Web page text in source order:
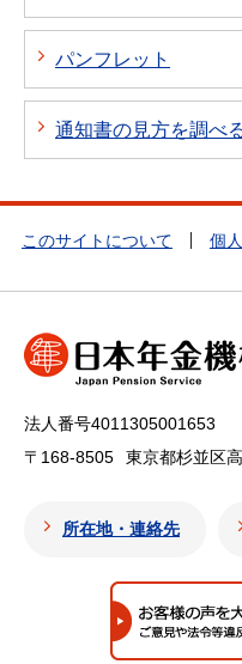
パンフレット
通知書の見方を調べ
このサイトについて 個
法人番号4011305001653
〒168-8505
東京都杉並区
所在地・連絡先